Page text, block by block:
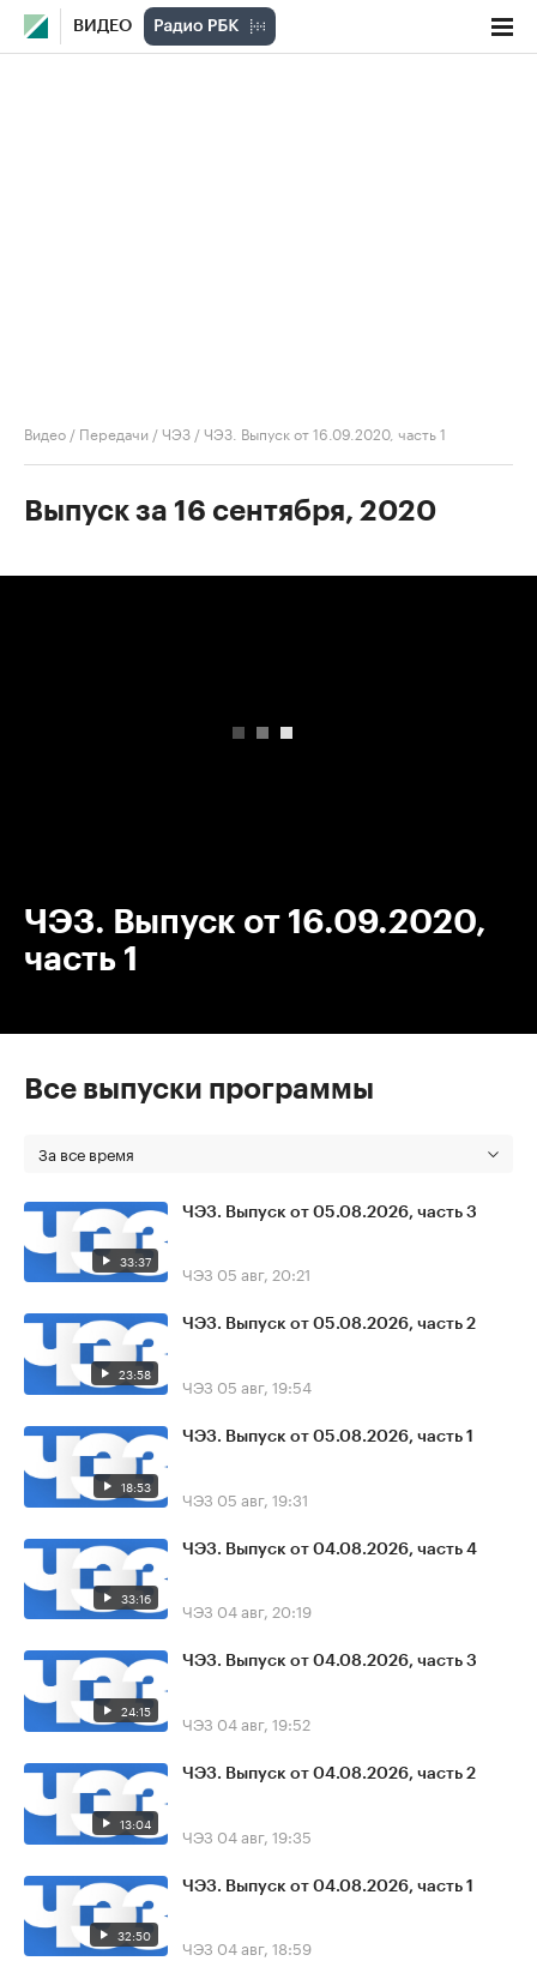
ВИДЕО
Видео / Передачи /ЧЭЗ /ЧЭЗ. Выпуск от 16.09.2020, часть 1
Выпуск за 16 сентября, 2020
ЧЭЗ. Выпуск от 16.09.2020,
часть 1
Все выпуски программы
За все время
33:37
ЧЭЗ. Выпуск от 05.08.2026, часть 3
ЧЭЗ 05 авг, 20:21
23:58
ЧЭЗ. Выпуск от 05.08.2026, часть 2
ЧЭЗ 05 авг, 19:54
18:53
ЧЭЗ. Выпуск от 05.08.2026, часть 1
ЧЭЗ 05 авг, 19:31
33:16
ЧЭЗ. Выпуск от 04.08.2026, часть 4
ЧЭЗ 04 авг, 20:19
24:15
ЧЭЗ. Выпуск от 04.08.2026, часть 3
ЧЭЗ 04 авг, 19:52
13:04
ЧЭЗ. Выпуск от 04.08.2026, часть 2
ЧЭЗ 04 авг, 19:35
32:50
ЧЭЗ. Выпуск от 04.08.2026, часть 1
ЧЭЗ 04 авг, 18:59